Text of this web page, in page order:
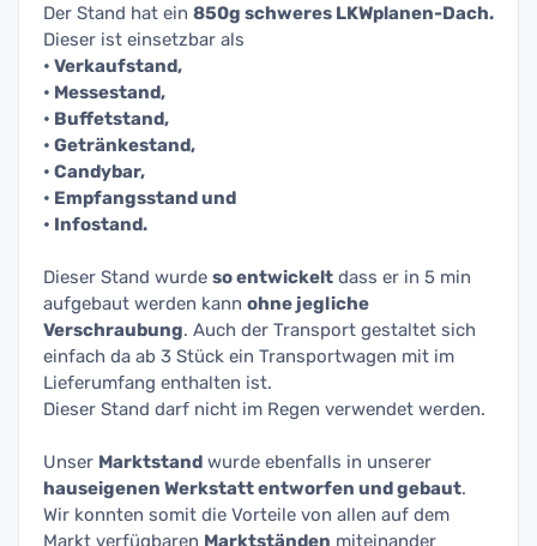
Der Stand hat ein 850g schweres LKWplanen-Dach.
Dieser ist einsetzbar als
• Verkaufstand,
• Messestand,
• Buffetstand,
• Getränkestand,
• Candybar,
• Empfangsstand und
• Infostand.
Dieser Stand wurde so entwickelt dass er in 5 min
aufgebaut werden kann ohne jegliche
Verschraubung. Auch der Transport gestaltet sich
einfach da ab 3 Stück ein Transportwagen mit im
Lieferumfang enthalten ist.
Dieser Stand darf nicht im Regen verwendet werden.
Unser Marktstand wurde ebenfalls in unserer
hauseigenen Werkstatt entworfen und gebaut.
Wir konnten somit die Vorteile von allen auf dem
Markt verfügbaren Marktständen miteinander